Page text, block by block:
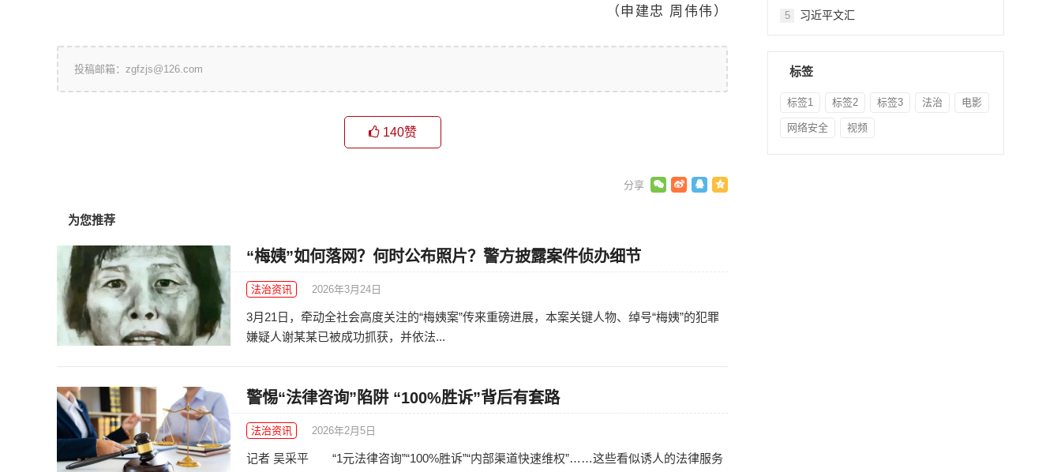
（申建忠 周伟伟）
投稿邮箱：zgfzjs@126.com
140赞
为您推荐
“梅姨”如何落网？何时公布照片？警方披露案件侦办细节
法治资讯 2026年3月24日
3月21日，牵动全社会高度关注的“梅姨案”传来重磅进展，本案关键人物、绰号“梅姨”的犯罪
嫌疑人谢某某已被成功抓获，并依法...
警惕“法律咨询”陷阱 “100%胜诉”背后有套路
法治资讯 2026年2月5日
记者 吴采平 “1元法律咨询”“100%胜诉”“内部渠道快速维权”……这些看似诱人的法律服务
5 习近平文汇
标签
标签1 标签2 标签3 法治 电影
网络安全 视频